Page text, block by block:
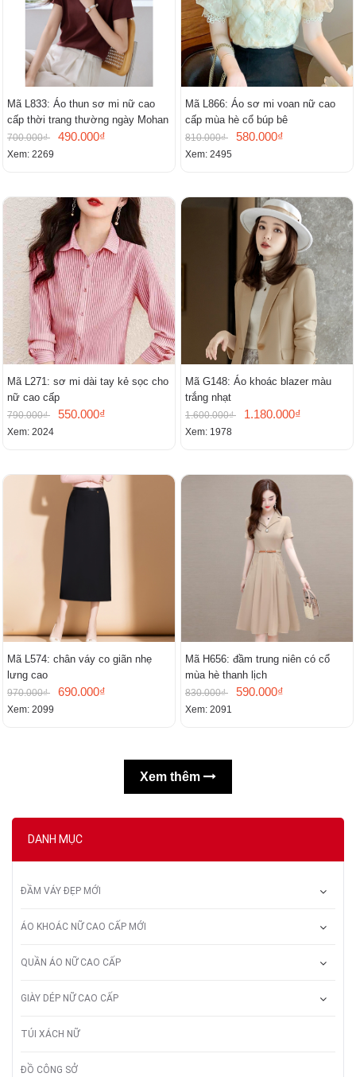
DANH MỤC
ĐẦM VÁY ĐẸP MỚI
ÁO KHOÁC NỮ CAO CẤP MỚI
QUẦN ÁO NỮ CAO CẤP
GIÀY DÉP NỮ CAO CẤP
TÚI XÁCH NỮ
ĐỒ CÔNG SỞ
Mã L833: Áo thun sơ mi nữ cao
cấp thời trang thường ngày Mohan
700.000₫ 490.000₫
Xem: 2269
Mã L866: Áo sơ mi voan nữ cao
cấp mùa hè cổ búp bê
810.000₫ 580.000₫
Xem: 2495
Mã L271: sơ mi dài tay kẻ sọc cho
nữ cao cấp
790.000₫ 550.000₫
Xem: 2024
Mã G148: Áo khoác blazer màu
trắng nhạt
1.600.000₫ 1.180.000₫
Xem: 1978
Mã L574: chân váy co giãn nhẹ
lưng cao
970.000₫ 690.000₫
Xem: 2099
Mã H656: đầm trung niên có cổ
mùa hè thanh lịch
830.000₫ 590.000₫
Xem: 2091
Xem thêm